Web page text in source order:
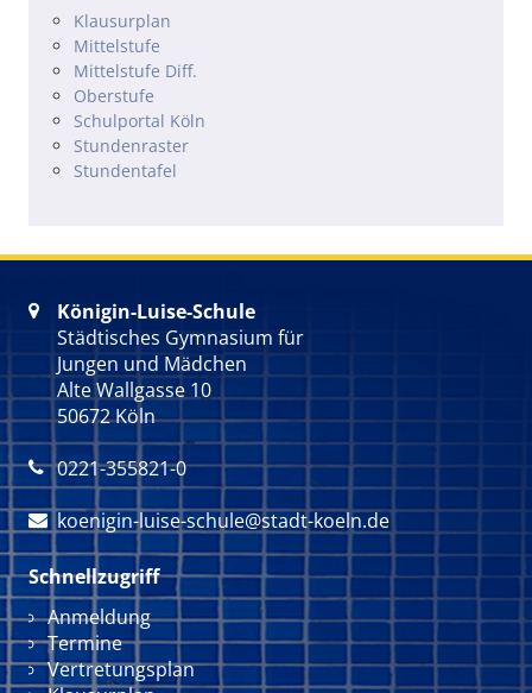
Klausurplan
Mittelstufe
Mittelstufe Diff.
Oberstufe
Schulportal Köln
Stundenraster
Stundentafel

Königin-Luise-Schule
Städtisches Gymnasium für
Jungen und Mädchen
Alte Wallgasse 10
50672 Köln
 0221-355821-0
 koenigin-luise-schule@stadt-koeln.de
Schnellzugriff
Navigation überspringen
Anmeldung
Termine
Vertretungsplan